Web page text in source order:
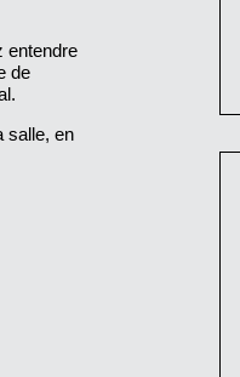
entendre
de
salle, en